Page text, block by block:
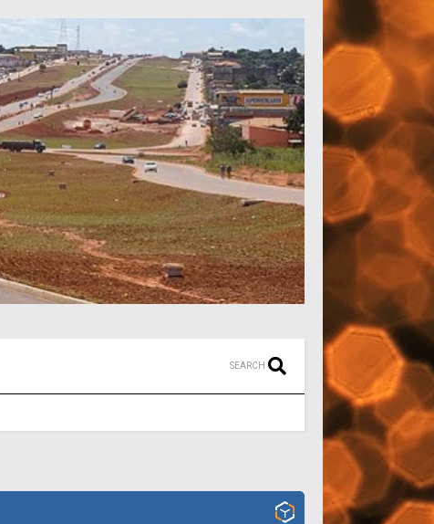
SEARCH